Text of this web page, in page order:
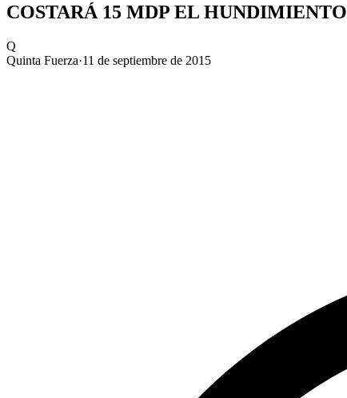
COSTARÁ 15 MDP EL HUNDIMIENTO
Q
Quinta Fuerza·11 de septiembre de 2015